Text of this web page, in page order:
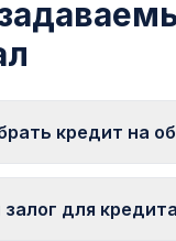
кредит на
когда нужна
в средствах.
для